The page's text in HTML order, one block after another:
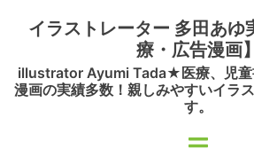
イラストレーター 多田あゆ
療・広告漫画】
illustrator Ayumi Tada★医療、児童
漫画の実績多数！親しみやすいイラ
す。
ト